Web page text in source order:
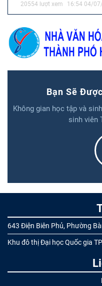
20554 lượt xem 16:54 04/
Bạn Sẽ
Không gian học tập và
sinh viên
643 Điện Biên Phủ, Phường
Khu đô thị Đại học Quốc gia